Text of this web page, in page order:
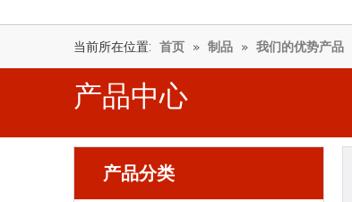
当前所在位置: 首页 » 制品 » 我们的优势产品
产品中心
产品分类